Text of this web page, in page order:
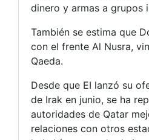
dinero y armas a grupos
También se estima que
con el frente Al Nusra,
Qaeda.
Desde que EI lanzó su
de Irak en junio, se ha
autoridades de Qatar
relaciones con otros